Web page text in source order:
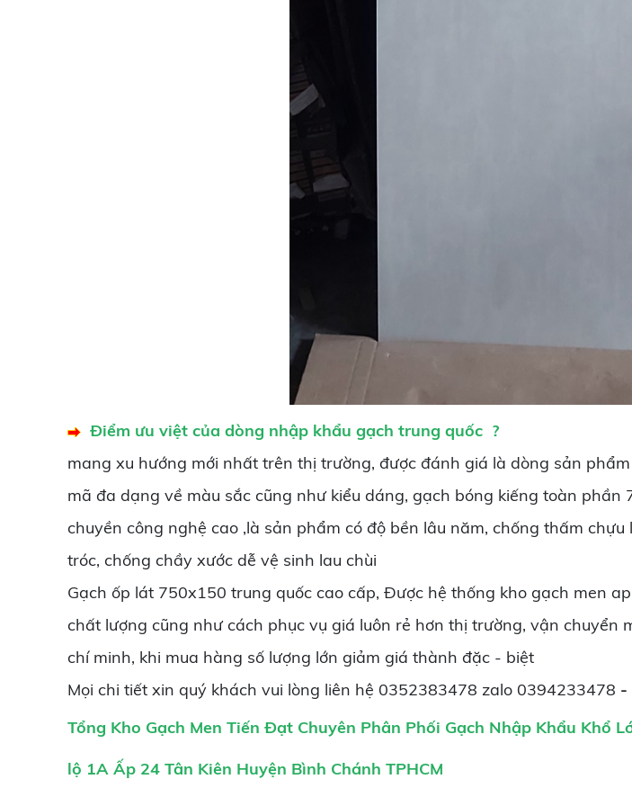
Điểm ưu việt của dòng nhập khẩu gạch trung quốc ?
mang xu hướng mới nhất trên thị trường, được đánh giá là dòng sản
mã đa dạng về màu sắc cũng như kiểu dáng, gạch bóng kiếng toàn
chuyền công nghệ cao ,là sản phẩm có độ bền lâu năm, chống thấm
tróc, chống chầy xước dễ vệ sinh lau chùi
Gạch ốp lát 750x150 trung quốc cao cấp, Được hệ thống kho gạch men
chất lượng cũng như cách phục vụ giá luôn rẻ hơn thị trường, vận chuyển
chí minh, khi mua hàng số lượng lớn giảm giá thành đặc - biệt
Mọi chi tiết xin quý khách vui lòng liên hệ 0352383478 zalo 0394233478 -
Tổng Kho Gạch Men Tiến Đạt Chuyên Phân Phối Gạch NhậpKhẩu Khổ
lộ 1A Ấp 24 Tân Kiên Huyện Bình Chánh TPHCM